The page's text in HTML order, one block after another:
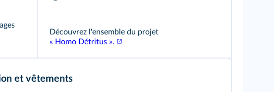
Découvrez l'ensemble du projet
« Homo Détritus ».
et vêtements